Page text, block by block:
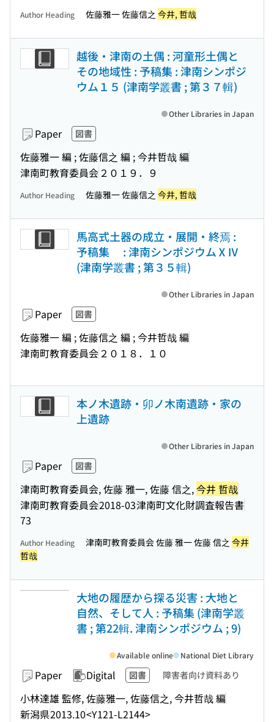
Author Heading 佐藤雅一 佐藤信之 今井, 哲哉
越後・津南の土偶 : 河童形土偶と
その地域性 : 予稿集 : 津南シンポジ
ウム１５ (津南学叢書 ; 第３７輯)
Paper 図書
佐藤雅一 編 ; 佐藤信之 編 ; 今井哲哉 編
津南町教育委員会 ２０１９．９
Other Libraries in Japan
Author Heading 佐藤雅一 佐藤信之 今井, 哲哉
馬高式土器の成立・展開・終焉 :
予稿集 : 津南シンポジウムⅩⅣ
(津南学叢書 ; 第３５輯)
Paper 図書
佐藤雅一 編 ; 佐藤信之 編 ; 今井哲哉 編
津南町教育委員会 ２０１８．１０
Other Libraries in Japan
本ノ木遺跡・卯ノ木南遺跡・家の
上遺跡
Paper 図書
津南町教育委員会, 佐藤 雅一, 佐藤 信之,今井 哲哉
津南町教育委員会2018-03津南町文化財調査報告書
73
Other Libraries in Japan
Author Heading 津南町教育委員会 佐藤 雅一 佐藤 信之 今井
哲哉
大地の履歴から探る災害 : 大地と
自然、そして人 : 予稿集 (津南学叢
書 ; 第22輯. 津南シンポジウム ; 9)
Paper Digital 図書 障害者向け資料あり
小林達雄 監修, 佐藤雅一, 佐藤信之, 今井哲哉 編
新潟県2013.10<Y121-L2144>
Available online National Diet Library